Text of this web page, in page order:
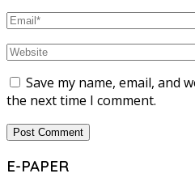
Save my name, email, and
the next time I comment.
E-PAPER